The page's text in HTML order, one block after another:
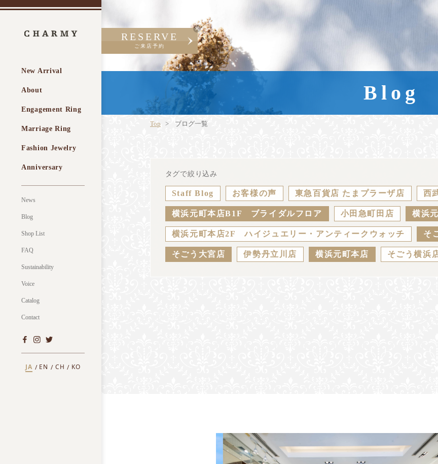
New Arrival
About
Engagement Ring
Marriage Ring
Fashion Jewelry
Anniversary
News
Blog
Shop List
FAQ
Sustainability
Voice
Catalog
Contact
JA EN CH KO
RESERVE
ご来店予約
Blog
Top ブログ一覧
タグで絞り込み
Staff Blog お客様の声 東急百貨店 たまプラーザ店 西
横浜元町本店B1F ブライダルフロア 小田急町田店 横浜
横浜元町本店2F ハイジュエリー・アンティークウォッチ そ
そごう大宮店 伊勢丹立川店 横浜元町本店 そごう横浜